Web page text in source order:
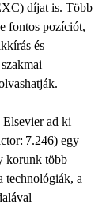
díjat is. Több
fontos pozíciót,
és
Elsevier ad ki
7.246) egy
korunk több
technológiák, a